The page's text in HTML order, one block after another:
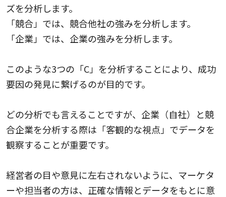
ズを分析します。
「競合」では、競合他社の強みを分析します。
「企業」では、企業の強みを分析します。
このような3つの「C」を分析することにより、成功
要因の発見に繋げるのが目的です。
どの分析でも言えることですが、企業（自社）と競
合企業を分析する際は「客観的な視点」でデータを
観察することが重要です。
経営者の目や意見に左右されないように、マーケタ
ーや担当者の方は、正確な情報とデータをもとに意